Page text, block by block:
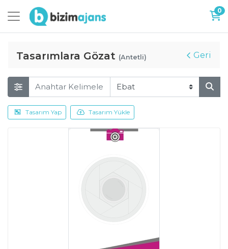
0
Tasarımlara Gözat (Antetli) Geri
Tasarım Yap Tasarım Yükle